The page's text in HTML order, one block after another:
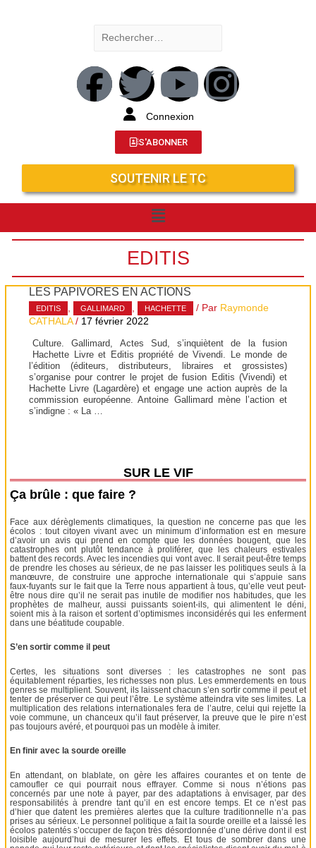
Connexion
S'ABONNER
SOUTENIR LE TC
EDITIS
LES PAPIVORES EN ACTIONS
EDITIS , GALLIMARD , HACHETTE / Par Raymonde
CATHALA / 17 février 2022
Culture. Gallimard, Actes Sud, s’inquiètent de la fusion
Hachette Livre et Editis propriété de Vivendi. Le monde de
l’édition (éditeurs, distributeurs, libraires et grossistes)
s’organise pour contrer le projet de fusion Editis (Vivendi) et
Hachette Livre (Lagardère) et engage une action auprès de la
commission européenne. Antoine Gallimard mène l’action et
s’indigne : « La …
SUR LE VIF
Ça brûle : que faire ?
Face aux dérèglements climatiques, la question ne concerne pas que les
écolos : tout citoyen vivant avec un minimum d’information est en mesure
d’avoir un avis qui prend en compte que les données bougent, que les
catastrophes ont plutôt tendance à proliférer, que les chaleurs estivales
battent des records. Avec les incendies qui vont avec. Il serait peut-être temps
de prendre les choses au sérieux, de ne pas laisser les politiques seuls à la
manœuvre, de construire une approche internationale qui s’appuie sans
faux-fuyants sur le fait que la Terre nous appartient à tous, qu’elle veut peut-
être nous dire qu’il ne serait pas inutile de modifier nos habitudes, que les
prophètes de malheur, aussi puissants soient-ils, qui alimentent le déni,
soient mis à la raison et sortent d’optimismes inconsidérés qui les enferment
dans une béatitude coupable.
S’en sortir comme il peut
Certes, les situations sont diverses : les catastrophes ne sont pas
équitablement réparties, les richesses non plus. Les emmerdements en tous
genres se multiplient. Souvent, ils laissent chacun s’en sortir comme il peut et
tenter de préserver ce qui peut l’être. Le système atteindra vite ses limites. La
multiplication des relations internationales fera de l’autre, celui qui rejette la
voie commune, un chanceux qu’il faut préserver, la preuve que le pire n’est
pas toujours avéré, et pourquoi pas un modèle à imiter.
En finir avec la sourde oreille
En attendant, on blablate, on gère les affaires courantes et on tente de
camoufler ce qui pourrait nous effrayer. Comme si nous n’étions pas
concernés par une note à payer, par des adaptations à envisager, par des
responsabilités à prendre tant qu’il en est encore temps. Et ce n’est pas
d’hier que datent les premières alertes que la culture traditionnelle n’a pas
prises au sérieux. Le personnel politique a fait la sourde oreille et a laissé les
écolos patentés s’occuper de façon très désordonnée d’une dérive dont il est
loisible aujourd’hui de mesurer les effets. Et tous de sombrer dans une